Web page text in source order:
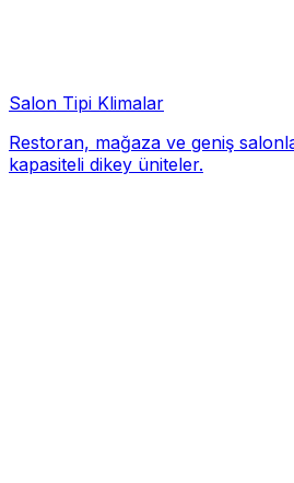
Salon Tipi Klimalar
Restoran, mağaza ve geniş
kapasiteli dikey üniteler.